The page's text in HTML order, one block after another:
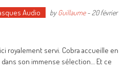
Audio byGuillaume- 20 février
royalement servi. Cobra accueille en
son immense sélection… Et ce